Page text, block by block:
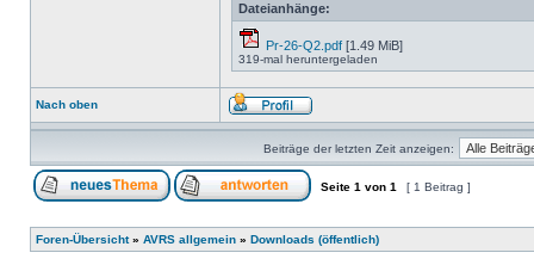
Dateianhänge:
Pr-26-Q2.pdf [1.49 MiB]
319-mal heruntergeladen
Nach oben
Beiträge der letzten Zeit anzeigen:
Seite 1 von 1 [ 1 Beitrag ]
Foren-Übersicht» AVRS allgemein » Downloads (öffentlich)